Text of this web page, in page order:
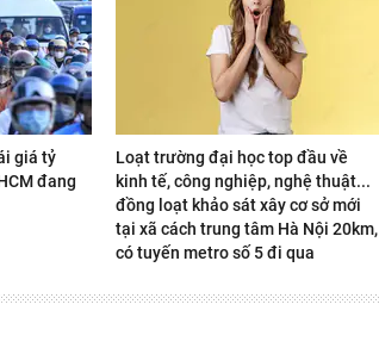
giá tỷ
đang
Loạt trường đại học top đầu về
kinh tế, công nghiệp, nghệ thuật...
đồng loạt khảo sát xây cơ sở mới
tại xã cách trung tâm Hà Nội 20km,
có tuyến metro số 5 đi qua